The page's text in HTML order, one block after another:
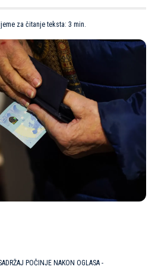
za čitanje teksta: 3 min.
POČINJE NAKON OGLASA -